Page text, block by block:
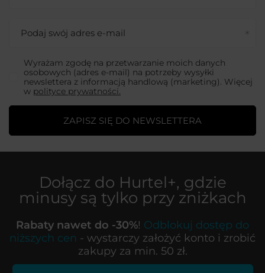
Podaj swój adres e-mail
Wyrażam zgodę na przetwarzanie moich danych
osobowych (adres e-mail) na potrzeby wysyłki
newslettera z informacją handlową (marketing). Więcej
w polityce prywatności.
ZAPISZ SIĘ DO NEWSLETTERA
Dołącz do Hurtel+, gdzie
minusy są tylko przy zniżkach
Rabaty nawet do -30%! Odblokuj dostęp do
niższych cen - wystarczy założyć konto i zrobić
zakupy za min. 50 zł.